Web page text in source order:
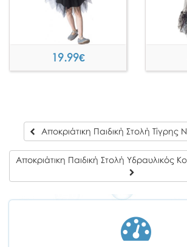
19.99€
Αποκριάτικη Παιδική Στολή Τίγρης